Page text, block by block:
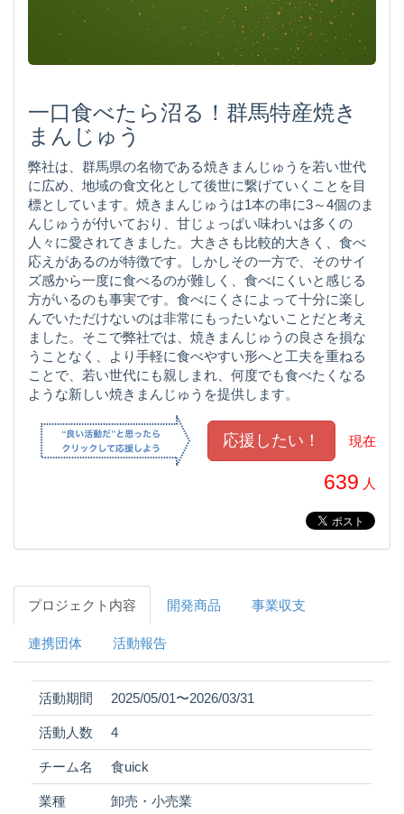
一口食べたら沼る！群馬特産焼き
まんじゅう
弊社は、群馬県の名物である焼きまんじゅうを若い世代
に広め、地域の食文化として後世に繋げていくことを目
標としています。焼きまんじゅうは1本の串に3～4個のま
んじゅうが付いており、甘じょっぱい味わいは多くの
人々に愛されてきました。大きさも比較的大きく、食べ
応えがあるのが特徴です。しかしその一方で、そのサイ
ズ感から一度に食べるのが難しく、食べにくいと感じる
方がいるのも事実です。食べにくさによって十分に楽し
んでいただけないのは非常にもったいないことだと考え
ました。そこで弊社では、焼きまんじゅうの良さを損な
うことなく、より手軽に食べやすい形へと工夫を重ねる
ことで、若い世代にも親しまれ、何度でも食べたくなる
ような新しい焼きまんじゅうを提供します。
現在
639 人
プロジェクト内容 開発商品 事業収支
連携団体 活動報告
活動期間 2025/05/01〜2026/03/31
活動人数 4
チーム名 食uick
業種 卸売・小売業